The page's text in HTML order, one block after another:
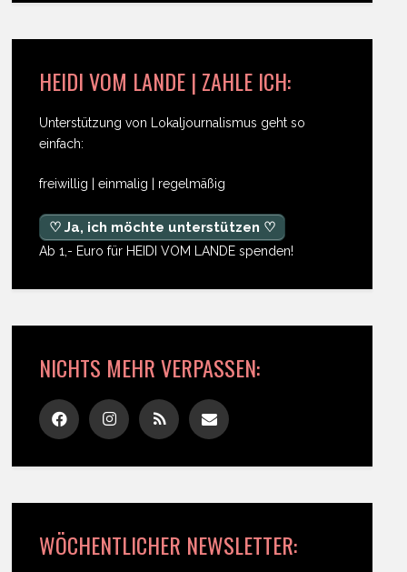
HEIDI VOM LANDE | ZAHLE ICH:
Unterstützung von Lokaljournalismus geht so
einfach:
freiwillig | einmalig | regelmäßig
♡ Ja, ich möchte unterstützen ♡
Ab 1,- Euro für HEIDI VOM LANDE spenden!
NICHTS MEHR VERPASSEN:
WÖCHENTLICHER NEWSLETTER: